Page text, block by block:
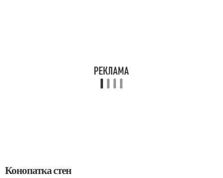
Конопатка стен